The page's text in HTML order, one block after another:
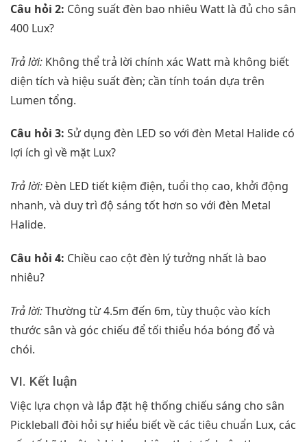
Câu hỏi 2: Công suất đèn bao nhiêu Watt là đủ cho sân
400 Lux?
Trả lời: Không thể trả lời chính xác Watt mà không biết
diện tích và hiệu suất đèn; cần tính toán dựa trên
Lumen tổng.
Câu hỏi 3: Sử dụng đèn LED so với đèn Metal Halide có
lợi ích gì về mặt Lux?
Trả lời:Đèn LED tiết kiệm điện, tuổi thọ cao, khởi động
nhanh, và duy trì độ sáng tốt hơn so với đèn Metal
Halide.
Câu hỏi 4: Chiều cao cột đèn lý tưởng nhất là bao
nhiêu?
Trả lời:Thường từ 4.5m đến 6m, tùy thuộc vào kích
thước sân và góc chiếu để tối thiểu hóa bóng đổ và
chói.
VI. Kết luận
Việc lựa chọn và lắp đặt hệ thống chiếu sáng cho sân
Pickleball đòi hỏi sự hiểu biết về các tiêu chuẩn Lux, các